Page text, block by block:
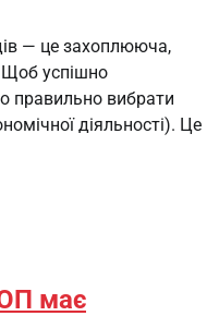
— це захоплююча,
успішно
правильно вибрати
діяльності). Це
має